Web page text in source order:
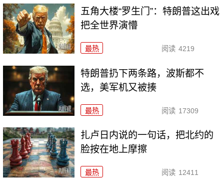
五角大楼“罗生门”：特朗普这出戏
把全世界演懵
最热 阅读 4219
特朗普扔下两条路，波斯都不
选，美军机又被揍
最热 阅读 17309
扎卢日内说的一句话，把北约的
脸按在地上摩擦
最热 阅读 12411